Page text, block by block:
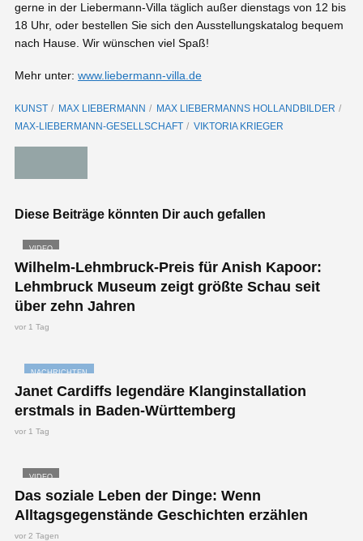
gerne in der Liebermann-Villa täglich außer dienstags von 12 bis
18 Uhr, oder bestellen Sie sich den Ausstellungskatalog bequem
nach Hause. Wir wünschen viel Spaß!
Mehr unter: www.liebermann-villa.de
KUNST MAX LIEBERMANN
MAX LIEBERMANNS HOLLANDBILDER
MAX-LIEBERMANN-GESELLSCHAFT
VIKTORIA KRIEGER
Diese Beiträge könnten Dir auch gefallen
VIDEO
Wilhelm-Lehmbruck-Preis für Anish Kapoor:
Lehmbruck Museum zeigt größte Schau seit
über zehn Jahren
vor 1 Tag
NACHRICHTEN
Janet Cardiffs legendäre Klanginstallation
erstmals in Baden-Württemberg
vor 1 Tag
VIDEO
Das soziale Leben der Dinge: Wenn
Alltagsgegenstände Geschichten erzählen
vor 2 Tagen